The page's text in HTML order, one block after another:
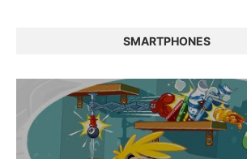
SMARTPHONES